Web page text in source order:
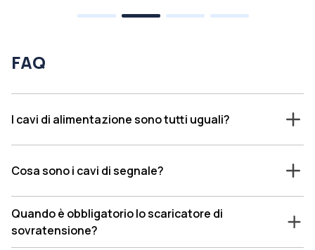
FAQ
I cavi di alimentazione sono tutti uguali?
Cosa sono i cavi di segnale?
Quando è obbligatorio lo scaricatore di
sovratensione?